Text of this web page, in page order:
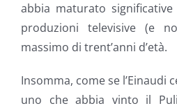
abbia maturato
produzioni televisive (e
massimo di trent’anni d’età.
Insomma, come se l’Einaudi
uno che abbia vinto il